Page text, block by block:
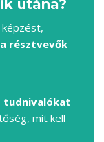
utána?
résztvevők
tudnivalókat
mit kell